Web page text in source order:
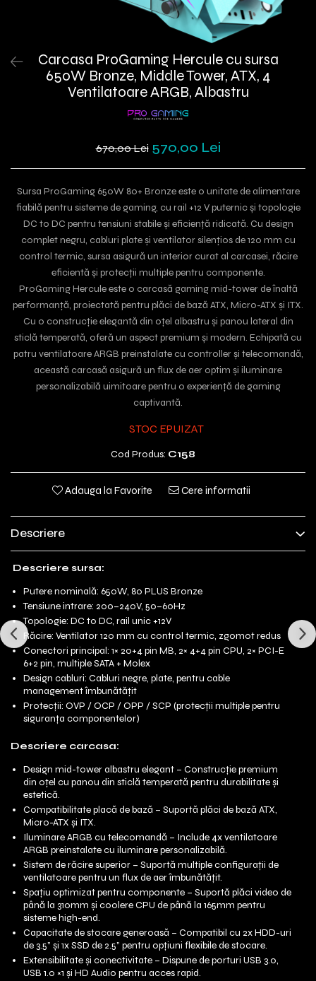
Carcasa ProGaming Hercule cu sursa
650W Bronze, Middle Tower, ATX, 4
Ventilatoare ARGB, Albastru
670,00 Lei 570,00 Lei
Sursa ProGaming 650W 80+ Bronze este o unitate de alimentare
fiabilă pentru sisteme de gaming, cu rail +12 V puternic și topologie
DC to DC pentru tensiuni stabile și eficiență ridicată. Cu design
complet negru, cabluri plate și ventilator silențios de 120 mm cu
control termic, sursa asigură un interior curat al carcasei, răcire
eficientă și protecții multiple pentru componente.
ProGaming Hercule este o carcasă gaming mid-tower de înaltă
performanță, proiectată pentru plăci de bază ATX, Micro-ATX și ITX.
Cu o construcție elegantă din oțel albastru și panou lateral din
sticlă temperată, oferă un aspect premium și modern. Echipată cu
patru ventilatoare ARGB preinstalate cu controller și telecomandă,
această carcasă asigură un flux de aer optim și iluminare
personalizabilă uimitoare pentru o experiență de gaming
captivantă.
STOC EPUIZAT
Cod Produs: C158
Adauga la Favorite Cere informatii
Descriere
Descriere sursa:
Putere nominală: 650W, 80 PLUS Bronze
Tensiune intrare: 200–240V, 50–60Hz
Topologie: DC to DC, rail unic +12V
Răcire: Ventilator 120 mm cu control termic, zgomot redus
Conectori principal: 1× 20+4 pin MB, 2× 4+4 pin CPU, 2× PCI-E
6+2 pin, multiple SATA + Molex
Design cabluri: Cabluri negre, plate, pentru cable
management îmbunătățit
Protecții: OVP / OCP / OPP / SCP (protecții multiple pentru
siguranța componentelor)
Descriere carcasa:
Design mid-tower albastru elegant – Construcție premium
din oțel cu panou din sticlă temperată pentru durabilitate și
estetică.
Compatibilitate placă de bază – Suportă plăci de bază ATX,
Micro-ATX și ITX.
Iluminare ARGB cu telecomandă – Include 4x ventilatoare
ARGB preinstalate cu iluminare personalizabilă.
Sistem de răcire superior – Suportă multiple configurații de
ventilatoare pentru un flux de aer îmbunătățit.
Spațiu optimizat pentru componente – Suportă plăci video de
până la 310mm și coolere CPU de până la 165mm pentru
sisteme high-end.
Capacitate de stocare generoasă – Compatibil cu 2x HDD-uri
de 3.5” și 1x SSD de 2.5” pentru opțiuni flexibile de stocare.
Extensibilitate și conectivitate – Dispune de porturi USB 3.0,
USB 1.0 ×1 și HD Audio pentru acces rapid.